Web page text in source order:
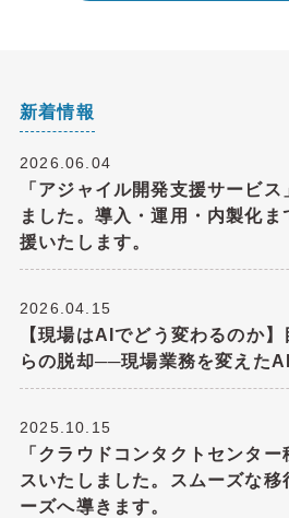
新着情報
2026.06.04
「アジャイル開発支援サービ
ました。導入・運用・内製化
援いたします。
2026.04.15
【現場はAIでどう変わるのか
らの脱却──現場業務を変えた
2025.10.15
「クラウドコンタクトセンタ
スいたしました。スムーズな移
ーズへ導きます。